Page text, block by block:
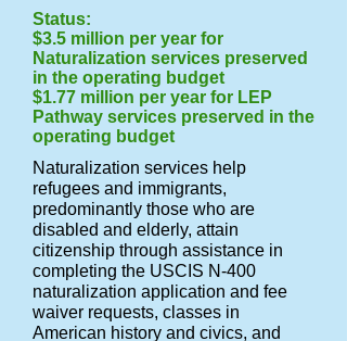
Status:
$3.5 million per year for
Naturalization services preserved
in the operating budget
$1.77 million per year for LEP
Pathway services preserved in the
operating budget
Naturalization services help
refugees and immigrants,
predominantly those who are
disabled and elderly, attain
citizenship through assistance in
completing the USCIS N-400
naturalization application and fee
waiver requests, classes in
American history and civics, and